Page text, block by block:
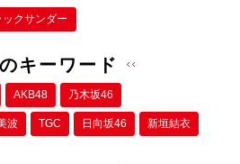
ックサンダー
キーワード
AKB48 乃木坂46
波 TGC 日向坂46 新垣結衣